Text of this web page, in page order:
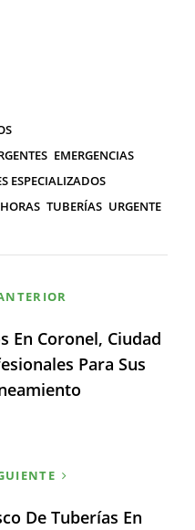
EMERGENCIAS
ESPECIALIZADOS
TUBERÍAS URGENTE
En Coronel, Ciudad
Para Sus
De Tuberías En